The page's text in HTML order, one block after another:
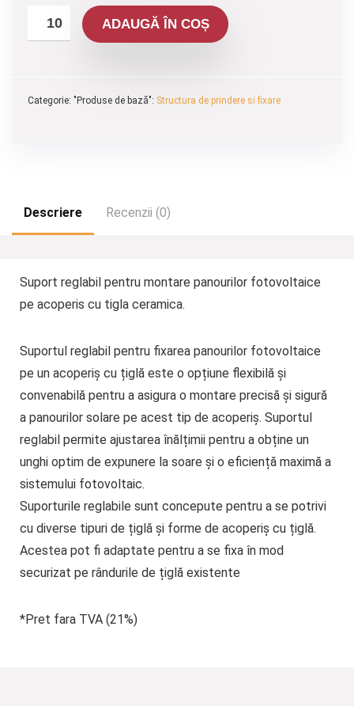
ADAUGĂ ÎN COȘ
Categorie: "Produse de bază": Structura de prindere si fixare
Descriere Recenzii (0)
Suport reglabil pentru montare panourilor fotovoltaice
pe acoperis cu tigla ceramica.
Suportul reglabil pentru fixarea panourilor fotovoltaice
pe un acoperiș cu țiglă este o opțiune flexibilă și
convenabilă pentru a asigura o montare precisă și sigură
a panourilor solare pe acest tip de acoperiș. Suportul
reglabil permite ajustarea înălțimii pentru a obține un
unghi optim de expunere la soare și o eficiență maximă a
sistemului fotovoltaic.
Suporturile reglabile sunt concepute pentru a se potrivi
cu diverse tipuri de țiglă și forme de acoperiș cu țiglă.
Acestea pot fi adaptate pentru a se fixa în mod
securizat pe rândurile de țiglă existente
*Pret fara TVA (21%)